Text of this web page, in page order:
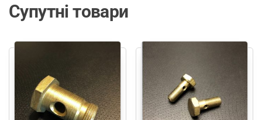
Супутні товари